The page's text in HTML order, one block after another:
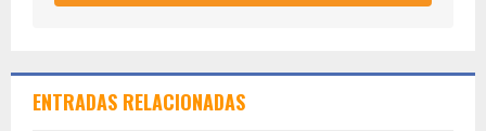
ENTRADAS RELACIONADAS